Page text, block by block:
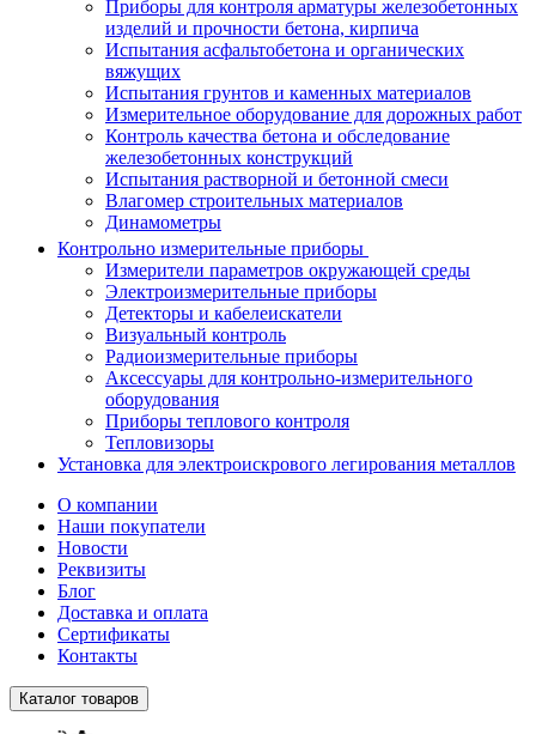
Приборы для контроля арматуры железобетонных
изделий и прочности бетона, кирпича
Испытания асфальтобетона и органических
вяжущих
Испытания грунтов и каменных материалов
Измерительное оборудование для дорожных работ
Контроль качества бетона и обследование
железобетонных конструкций
Испытания растворной и бетонной смеси
Влагомер строительных материалов
Динамометры
Контрольно измерительные приборы
Измерители параметров окружающей среды
Электроизмерительные приборы
Детекторы и кабелеискатели
Визуальный контроль
Радиоизмерительные приборы
Аксессуары для контрольно-измерительного
оборудования
Приборы теплового контроля
Тепловизоры
Установка для электроискрового легирования металлов
О компании
Наши покупатели
Новости
Реквизиты
Блог
Доставка и оплата
Сертификаты
Контакты
Каталог товаров